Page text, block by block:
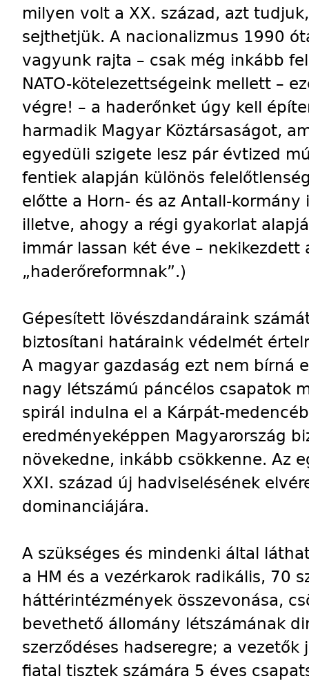
milyen volt a XX. század, azt
sejthetjük. A nacionalizmus 1990
vagyunk rajta – csak még inkább
NATO-kötelezettségeink mellett –
végre! – a haderőnket úgy kell
harmadik Magyar Köztársaságot,
egyedüli szigete lesz pár évtized
fentiek alapján különös
előtte a Horn- és az Antall-
illetve, ahogy a régi gyakorlat
immár lassan két éve – nekikezdett
„haderőreformnak”.)
Gépesített lövészdandáraink
biztosítani határaink védelmét
A magyar gazdaság ezt nem bírná
nagy létszámú páncélos csapatok
spirál indulna el a Kárpát-
eredményeképpen Magyarország
növekedne, inkább csökkenne. Az
XXI. század új hadviselésének
dominanciájára.
A szükséges és mindenki által
a HM és a vezérkarok radikális, 70
háttérintézmények összevonása,
bevethető állomány létszámának
szerződéses hadseregre; a
fiatal tisztek számára 5 éves